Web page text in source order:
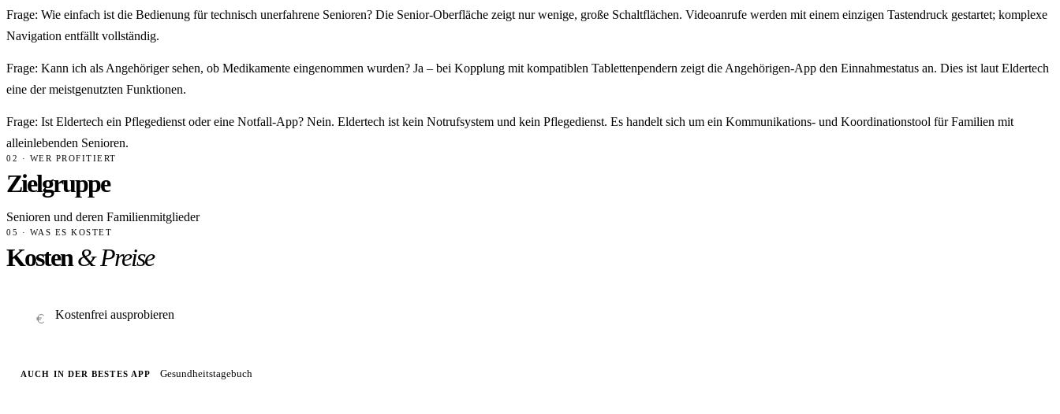
Frage: Wie einfach ist die Bedienung für technisch unerfahrene Senioren? Die Senior-Oberfläche zeigt nur wenige, große Schaltflächen. Videoanrufe werden mit einem einzigen Tastendruck gestartet; komplexe
Navigation entfällt vollständig.
Frage: Kann ich als Angehöriger sehen, ob Medikamente eingenommen wurden? Ja – bei Kopplung mit kompatiblen Tablettenpendern zeigt die Angehörigen-App den Einnahmestatus an. Dies ist laut Eldertech
eine der meistgenutzten Funktionen.
Frage: Ist Eldertech ein Pflegedienst oder eine Notfall-App? Nein. Eldertech ist kein Notrufsystem und kein Pflegedienst. Es handelt sich um ein Kommunikations- und Koordinationstool für Familien mit
alleinlebenden Senioren.
02 · WER PROFITIERT
Zielgruppe
Senioren und deren Familienmitglieder
05 · WAS ES KOSTET
Kosten& Preise
Kostenfrei ausprobieren
AUCH IN DER BESTES APP Gesundheitstagebuch